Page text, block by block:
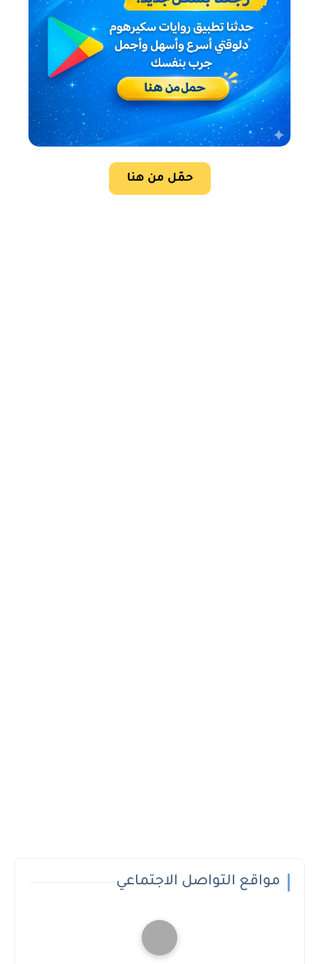
حمّل من هنا
مواقع التواصل الاجتماعي